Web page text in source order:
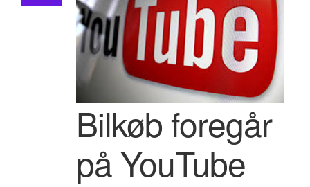
Bilkøb foregår
på YouTube